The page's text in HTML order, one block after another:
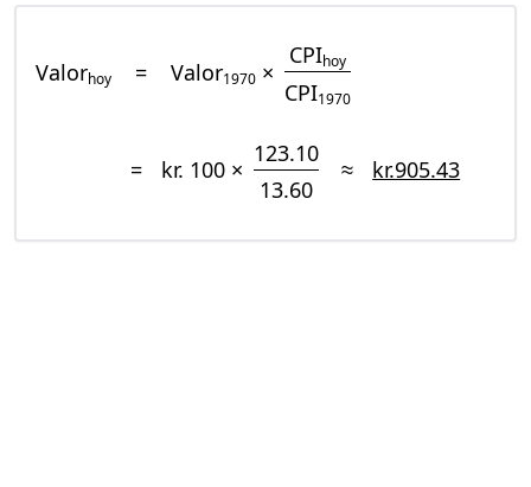
Valorhoy = Valor1970 ×
CPIhoy
CPI1970
= kr. 100 ×
123.10
13.60
≈ kr.905.43